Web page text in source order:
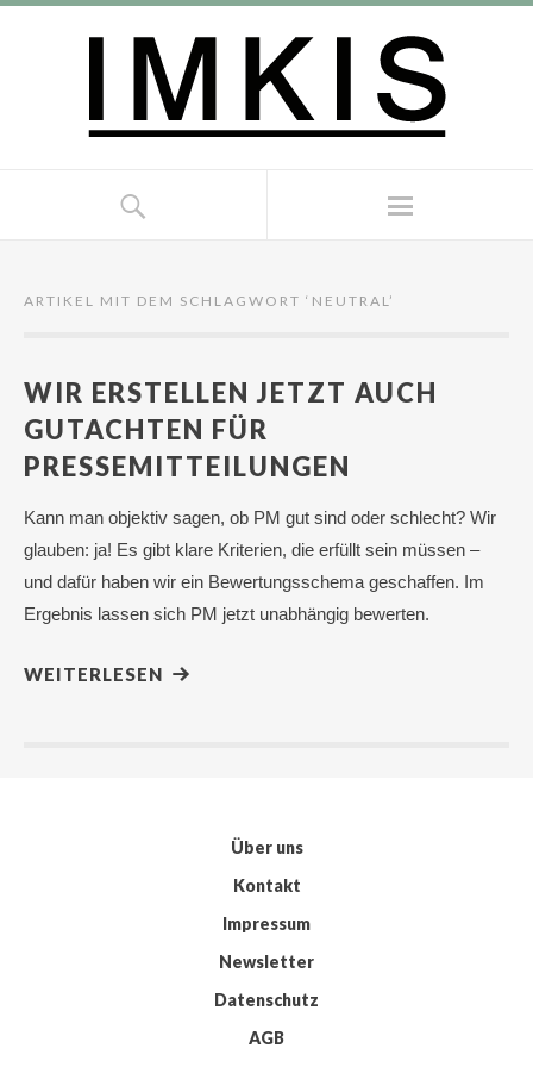
ARTIKEL MIT DEM SCHLAGWORT ‘ NEUTRAL’
WIR ERSTELLEN JETZT AUCH
GUTACHTEN FÜR
PRESSEMITTEILUNGEN
Kann man objektiv sagen, ob PM gut sind oder schlecht? Wir
glauben: ja! Es gibt klare Kriterien, die erfüllt sein müssen –
und dafür haben wir ein Bewertungsschema geschaffen. Im
Ergebnis lassen sich PM jetzt unabhängig bewerten.
WEITERLESEN
Über uns
Kontakt
Impressum
Newsletter
Datenschutz
AGB